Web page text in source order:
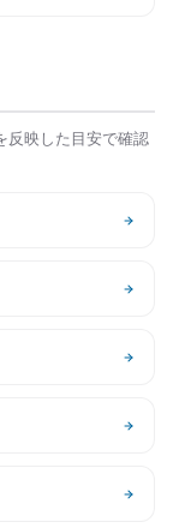
反映した目安で確認